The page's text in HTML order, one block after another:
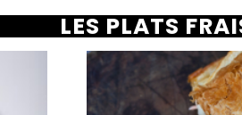
LES PLATS